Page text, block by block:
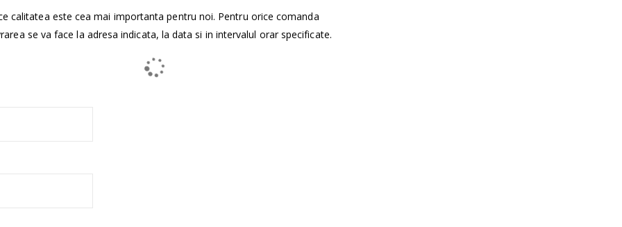
calitatea este cea mai importanta pentru noi. Pentru orice comanda
se va face la adresa indicata, la data si in intervalul orar specificate.